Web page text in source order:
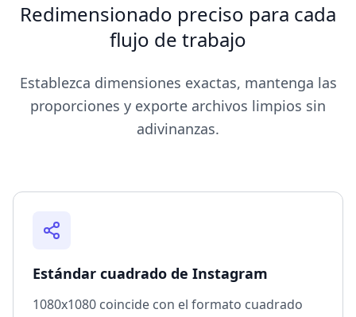
Redimensionado preciso para cada
flujo de trabajo
Establezca dimensiones exactas, mantenga las
proporciones y exporte archivos limpios sin
adivinanzas.
Estándar cuadrado de Instagram
1080x1080 coincide con el formato cuadrado